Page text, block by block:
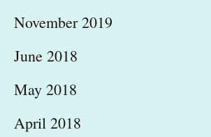
November 2019
June 2018
May 2018
April 2018